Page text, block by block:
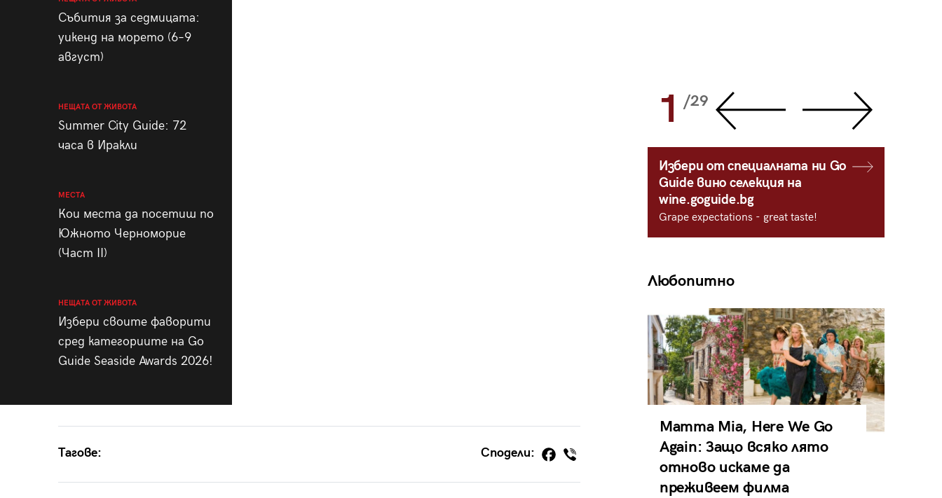
Събития за седмицата:
уикенд на морето (6–9
август)
НЕЩАТА ОТ ЖИВОТА
Summer City Guide: 72
часа в Иракли
МЕСТА
Кои места да посетиш по
Южното Черноморие
(Част II)
НЕЩАТА ОТ ЖИВОТА
Избери своите фаворити
сред категориите на Go
Guide Seaside Awards 2026!
Тагове: Сподели:
28 1 /29
Избери от специалната ни Go
Guide вино селекция на
wine.goguide.bg
Grape expectations - great taste!
Любопитно
Mamma Mia, Here We Go
Again: Защо всяко лято
отново искаме да
преживеем филма